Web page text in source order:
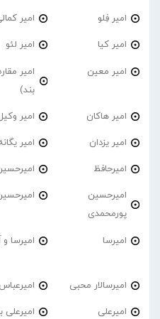
امیر فِلو امیر
امیر کیا امیر لئو
امیر معین
امیر
بند)
امیر هاکان امیر
امیر یزدان امیر
امیرحافظ
امیرحسین
پورمحمدی
امیرسا امیرسا و
امیرسالار محبی
امیرعلی امیرعلی